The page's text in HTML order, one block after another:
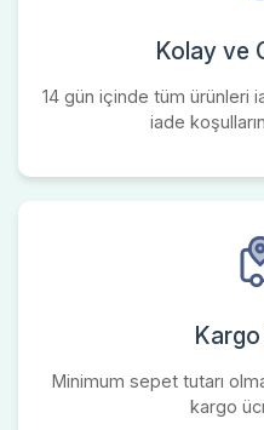
Kolay ve
14 gün içinde tüm ürünleri
iade
Minimum sepet tutarı
kargo